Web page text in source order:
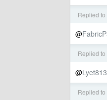
Replied
@
Replied
@Lyet813
Replied